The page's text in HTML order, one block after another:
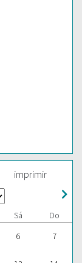
imprimir
Sá
Do
6 7